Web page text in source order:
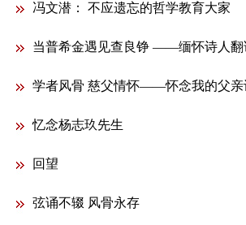
冯文潜： 不应遗忘的哲学教育大家
当普希金遇见查良铮 ——缅怀诗人翻
学者风骨 慈父情怀——怀念我的父亲
忆念杨志玖先生
回望
弦诵不辍 风骨永存